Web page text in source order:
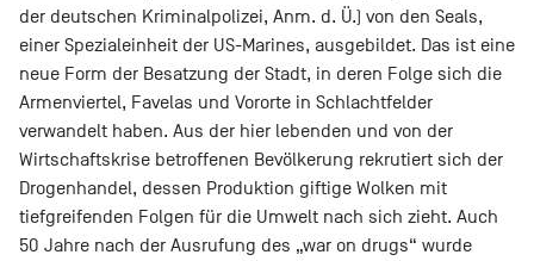
der deutschen Kriminalpolizei, Anm. d. Ü.) von den Seals,
einer Spezialeinheit der US-Marines, ausgebildet. Das ist eine
neue Form der Besatzung der Stadt, in deren Folge sich die
Armenviertel, Favelas und Vororte in Schlachtfelder
verwandelt haben. Aus der hier lebenden und von der
Wirtschaftskrise betroffenen Bevölkerung rekrutiert sich der
Drogenhandel, dessen Produktion giftige Wolken mit
tiefgreifenden Folgen für die Umwelt nach sich zieht. Auch
50 Jahre nach der Ausrufung des „war on drugs“ wurde